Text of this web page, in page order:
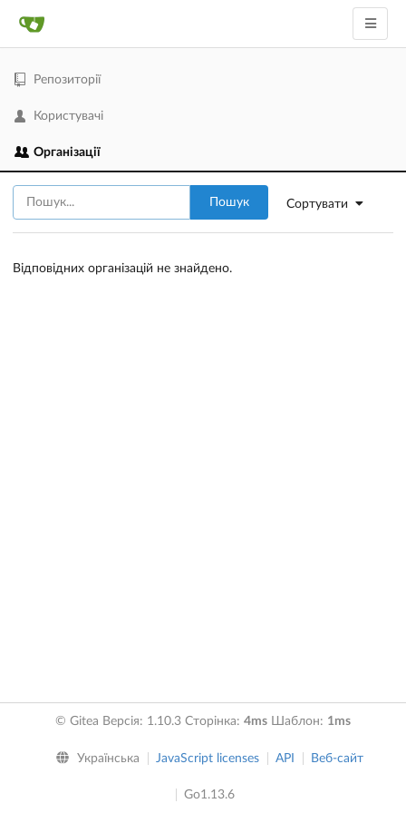
Репозиторії
Користувачі
Організації
Сортувати
Пошук
Відповідних організацій не знайдено.
© Gitea Версія: 1.10.3 Сторінка: 4ms Шаблон: 1ms
Українська JavaScript licenses API Веб-сайт
Go1.13.6